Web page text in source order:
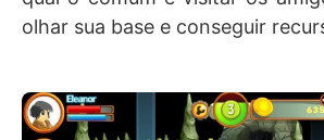
olhar sua base e conseguir